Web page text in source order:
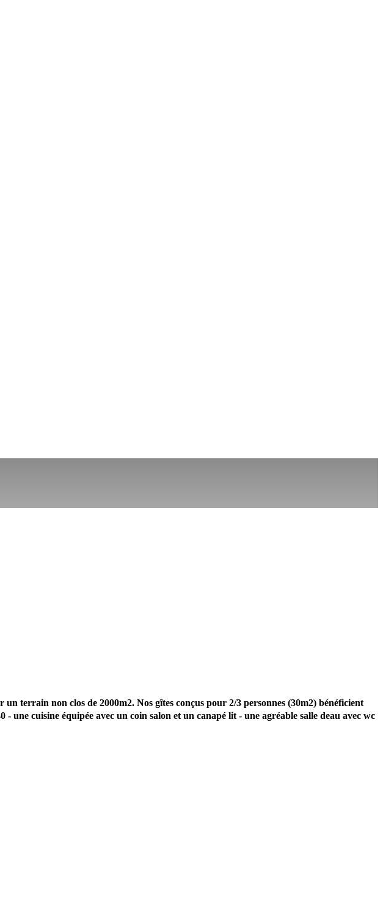
terrain non clos de 2000m2. Nos gîtes conçus pour 2/3 personnes (30m2) bénéficient
une cuisine équipée avec un coin salon et un canapé lit - une agréable salle deau avec wc